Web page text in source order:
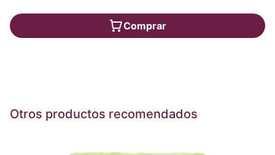
Comprar
Otros productos recomendados